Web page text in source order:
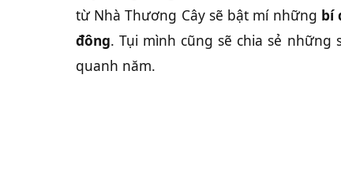
từ Nhà Thương Cây sẽ bật mí những bí
đông. Tụi mình cũng sẽ chia sẻ
quanh năm.